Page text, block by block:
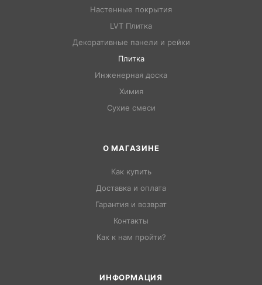
Настенные покрытия
LVT Плитка
Декоративные панели и рейки
Плитка
Инженерная доска
Химия
Сухие смеси
О МАГАЗИНЕ
Как купить
Доставка и оплата
Гарантия и возврат
Контакты
Как к нам пройти?
ИНФОРМАЦИЯ